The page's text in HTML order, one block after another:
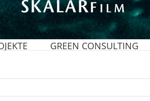
GREEN CONSULTING